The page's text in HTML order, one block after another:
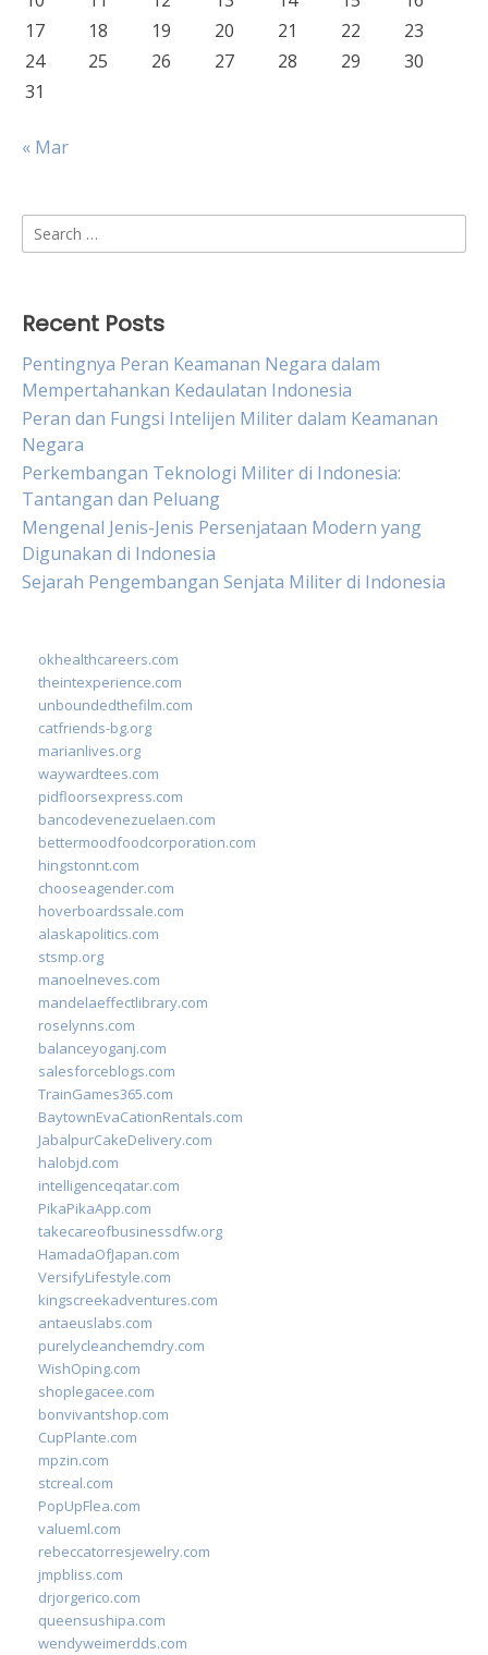
17
18 19 20 21 22
23
24
25 26 27 28 29
30
31
« Mar
Search
for:
Recent Posts
Pentingnya Peran Keamanan Negara dalam
Mempertahankan Kedaulatan Indonesia
Peran dan Fungsi Intelijen Militer dalam Keamanan
Negara
Perkembangan Teknologi Militer di Indonesia:
Tantangan dan Peluang
Mengenal Jenis-Jenis Persenjataan Modern yang
Digunakan di Indonesia
Sejarah Pengembangan Senjata Militer di Indonesia
okhealthcareers.com
theintexperience.com
unboundedthefilm.com
catfriends-bg.org
marianlives.org
waywardtees.com
pidfloorsexpress.com
bancodevenezuelaen.com
bettermoodfoodcorporation.com
hingstonnt.com
chooseagender.com
hoverboardssale.com
alaskapolitics.com
stsmp.org
manoelneves.com
mandelaeffectlibrary.com
roselynns.com
balanceyoganj.com
salesforceblogs.com
TrainGames365.com
BaytownEvaCationRentals.com
JabalpurCakeDelivery.com
halobjd.com
intelligenceqatar.com
PikaPikaApp.com
takecareofbusinessdfw.org
HamadaOfJapan.com
VersifyLifestyle.com
kingscreekadventures.com
antaeuslabs.com
purelycleanchemdry.com
WishOping.com
shoplegacee.com
bonvivantshop.com
CupPlante.com
mpzin.com
stcreal.com
PopUpFlea.com
valueml.com
rebeccatorresjewelry.com
jmpbliss.com
drjorgerico.com
queensushipa.com
wendyweimerdds.com